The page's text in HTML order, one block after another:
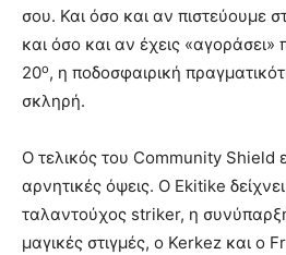
σου. Και όσο και αν πιστεύουμε
και όσο και αν έχεις
20ο, η ποδοσφαιρική
σκληρή.
Ο τελικός του Community Shield
αρνητικές όψεις. Ο Ekitike
ταλαντούχος striker, η
μαγικές στιγμές, ο Kerkez και ο